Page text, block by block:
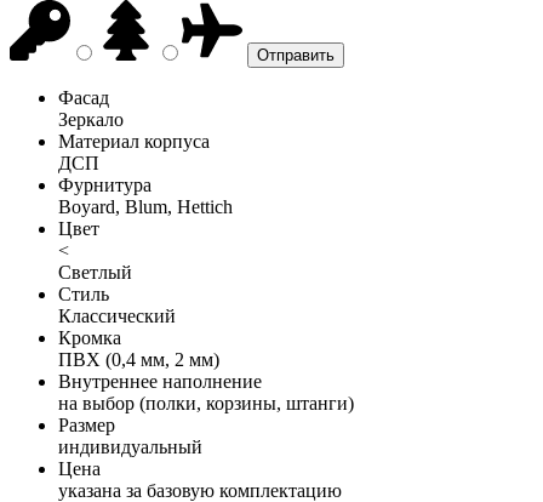
Фасад
Зеркало
Материал корпуса
ДСП
Фурнитура
Boyard, Blum, Hettich
Цвет
<
Светлый
Стиль
Классический
Кромка
ПВХ (0,4 мм, 2 мм)
Внутреннее наполнение
на выбор (полки, корзины, штанги)
Размер
индивидуальный
Цена
указана за базовую комплектацию